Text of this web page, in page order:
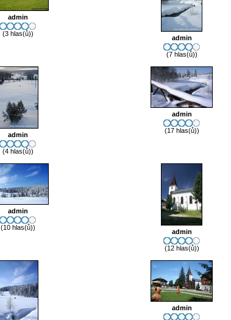
admin
(3 hlas(ů))
admin
(7 hlas(ů))
admin
(4 hlas(ů))
admin
(17 hlas(ů))
admin
(10 hlas(ů))
admin
(12 hlas(ů))
admin